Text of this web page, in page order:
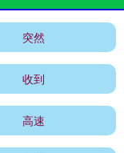
突然
收到
高速